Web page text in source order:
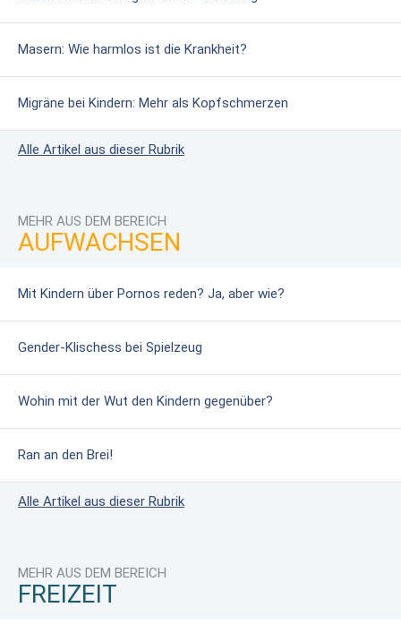
Masern: Wie harmlos ist die Krankheit?
Migräne bei Kindern: Mehr als Kopfschmerzen
Alle Artikel aus dieser Rubrik
MEHR AUS DEM BEREICH
AUFWACHSEN
Mit Kindern über Pornos reden? Ja, aber wie?
Gender-Klischess bei Spielzeug
Wohin mit der Wut den Kindern gegenüber?
Ran an den Brei!
Alle Artikel aus dieser Rubrik
MEHR AUS DEM BEREICH
FREIZEIT